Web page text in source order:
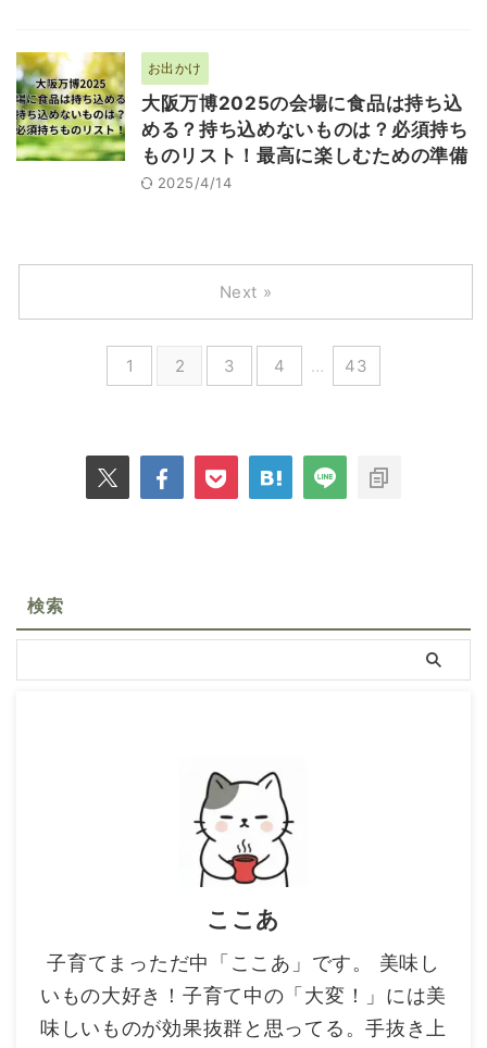
お出かけ
大阪万博2025の会場に食品は持ち込
める？持ち込めないものは？必須持ち
ものリスト！最高に楽しむための準備
2025/4/14
1 2 3 4 … 43
Next »
検索
ここあ
子育てまっただ中「ここあ」です。 美味し
いもの大好き！子育て中の「大変！」には美
味しいものが効果抜群と思ってる。手抜き上